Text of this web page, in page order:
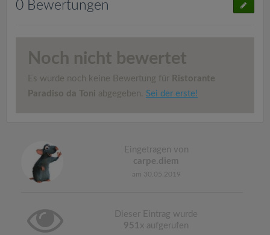
0 Bewertungen
Noch nicht bewertet
Es wurde noch keine Bewertung für Ristorante
Paradiso da Toni abgegeben. Sei der erste!
Eingetragen von
carpe.diem
am 30.05.2019
Dieser Eintrag wurde
951 x aufgerufen